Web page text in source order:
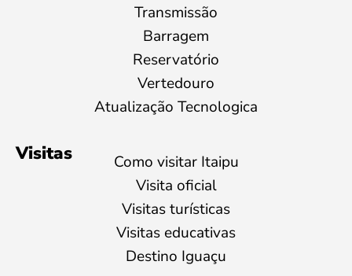
Transmissão
Barragem
Reservatório
Vertedouro
Atualização Tecnologica
Visitas
Como visitar Itaipu
Visita oficial
Visitas turísticas
Visitas educativas
Destino Iguaçu